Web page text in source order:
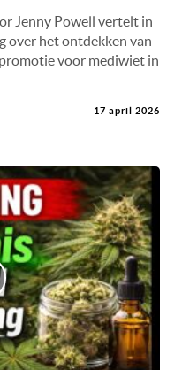
Jenny Powell vertelt in
over het ontdekken van
voor mediwiet in
17 april 2026